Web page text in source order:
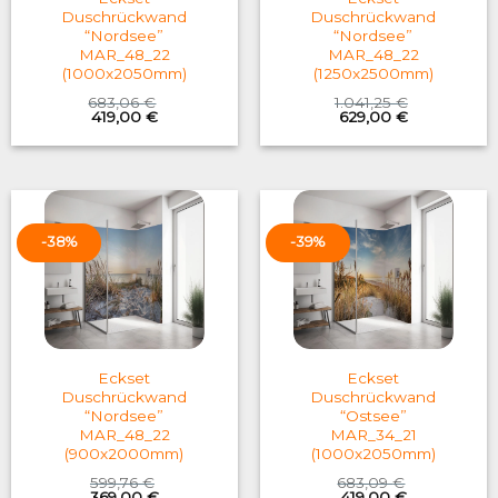
Duschrückwand
“Nordsee”
MAR_48_22
(1000x2050mm)
683,06€
Original
price
was:
419,00 €Current
is:
Duschrückwand
“Nordsee”
MAR_48_22
(1250x2500mm)
1.041,25€
Original
price
was:
629,00 €Current
is:
-38%
Eckset
Duschrückwand
“Nordsee”
MAR_48_22
(900x2000mm)
599,76€
-39%
Eckset
Duschrückwand
“Ostsee”
MAR_34_21
(1000x2050mm)
683,09€